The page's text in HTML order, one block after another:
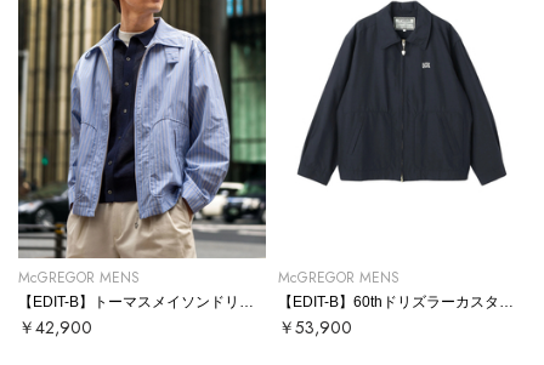
McGREGOR MENS
￥42,900
McGREGOR MENS
￥53,900